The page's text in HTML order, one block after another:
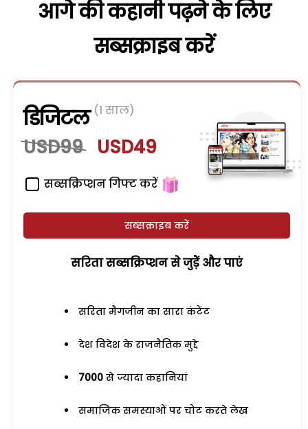
आगे की कहानी पढ़ने के लिए
सब्सक्राइब करें
डिजिटल (1 साल)
USD99 USD49
सब्सक्रिप्शन गिफ्ट करें
सब्सक्राइब करें
सरिता सब्सक्रिप्शन से जुड़ेें और पाएं
सरिता मैगजीन का सारा कंटेंट
देश विदेश के राजनैतिक मुद्दे
7000 से ज्यादा कहानियां
समाजिक समस्याओं पर चोट करते लेख